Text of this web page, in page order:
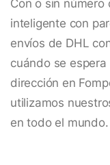
Con o sin número
inteligente con
envíos de DHL
cuándo se
dirección en
utilizamos
en todo el mundo.